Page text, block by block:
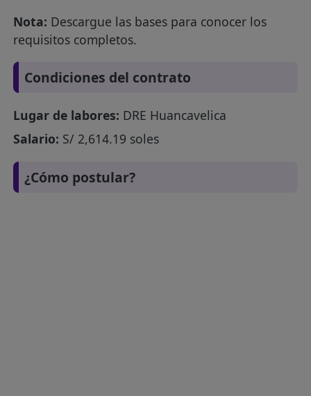
Nota: Descargue las bases para conocer los
requisitos completos.
Condiciones del contrato
Lugar de labores: DRE Huancavelica
Salario: S/ 2,614.19 soles
¿Cómo postular?